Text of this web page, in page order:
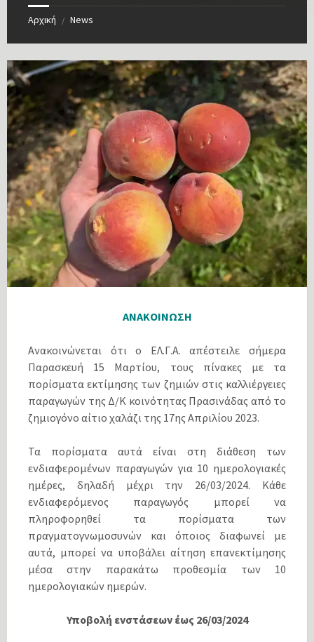
Αρχική / News
ΑΝΑΚΟΙΝΩΣΗ
Ανακοινώνεται ότι ο ΕΛ.Γ.Α. απέστειλε σήμερα
Παρασκευή 15 Μαρτίου, τους πίνακες µε τα
πορίσµατα εκτίµησης των ζηµιών στις καλλιέργειες
παραγωγών της Δ/Κ κοινότητας Πρασινάδας από το
ζημιογόνο αίτιο χαλάζι της 17ης Απριλίου 2023.
Τα πορίσµατα αυτά είναι στη διάθεση των
ενδιαφεροµένων παραγωγών για 10 ηµερολογιακές
ηµέρες, δηλαδή µέχρι την 26/03/2024. Κάθε
ενδιαφερόµενος παραγωγός µπορεί να
πληροφορηθεί τα πορίσµατα των
πραγµατογνωµοσυνών και όποιος διαφωνεί µε
αυτά, µπορεί να υποβάλει αίτηση επανεκτίµησης
µέσα στην παρακάτω προθεσµία των 10
ηµερολογιακών ηµερών.
Υποβολή ενστάσεων έως 26/03/2024